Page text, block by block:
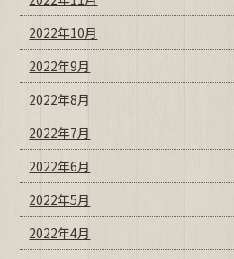
2022年10月
2022年9月
2022年8月
2022年7月
2022年6月
2022年5月
2022年4月